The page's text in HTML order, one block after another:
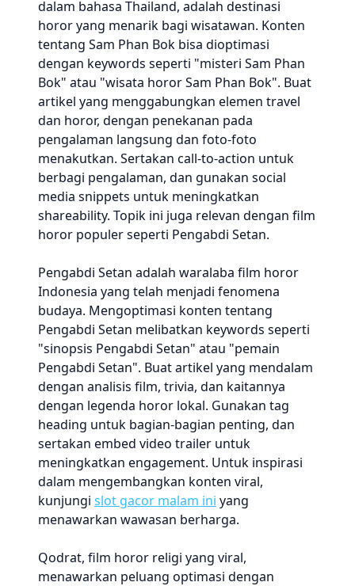
dalam bahasa Thailand, adalah destinasi
horor yang menarik bagi wisatawan. Konten
tentang Sam Phan Bok bisa dioptimasi
dengan keywords seperti "misteri Sam Phan
Bok" atau "wisata horor Sam Phan Bok". Buat
artikel yang menggabungkan elemen travel
dan horor, dengan penekanan pada
pengalaman langsung dan foto-foto
menakutkan. Sertakan call-to-action untuk
berbagi pengalaman, dan gunakan social
media snippets untuk meningkatkan
shareability. Topik ini juga relevan dengan film
horor populer seperti Pengabdi Setan.
Pengabdi Setan adalah waralaba film horor
Indonesia yang telah menjadi fenomena
budaya. Mengoptimasi konten tentang
Pengabdi Setan melibatkan keywords seperti
"sinopsis Pengabdi Setan" atau "pemain
Pengabdi Setan". Buat artikel yang mendalam
dengan analisis film, trivia, dan kaitannya
dengan legenda horor lokal. Gunakan tag
heading untuk bagian-bagian penting, dan
sertakan embed video trailer untuk
meningkatkan engagement. Untuk inspirasi
dalam mengembangkan konten viral,
kunjungi slot gacor malam ini yang
menawarkan wawasan berharga.
Qodrat, film horor religi yang viral,
menawarkan peluang optimasi dengan